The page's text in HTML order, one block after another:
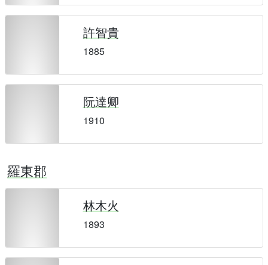
許智貴
1885
阮達卿
1910
羅東郡
林木火
1893